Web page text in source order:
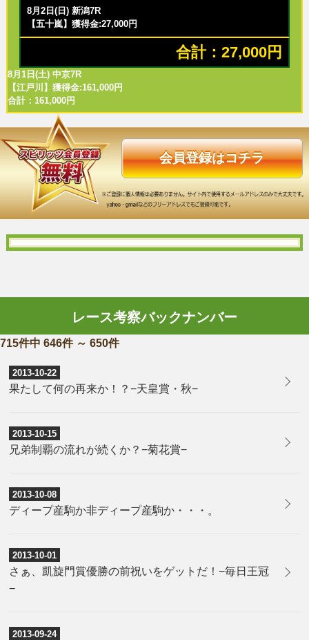
8月2日(日) 新潟7R
【五十嵐】獲得金:27,000円
合計：27,000円
8月1日(土) 中京7R
【江戸川】獲得金:161,000円
合計：161,000円
会員登録はコチラ
レース考察バックナンバー
715件中 646件 ～ 650件
2013-10-22
果たして何の再来か！？−天皇賞・秋−
2013-10-15
兄弟制覇の流れが続くか？−菊花賞−
2013-10-08
ディープ産駒か非ディープ産駒か・・・。
2013-10-01
さぁ、凱旋門賞優勝の前祝いをゲットだ！−毎日王冠
−
2013-09-24